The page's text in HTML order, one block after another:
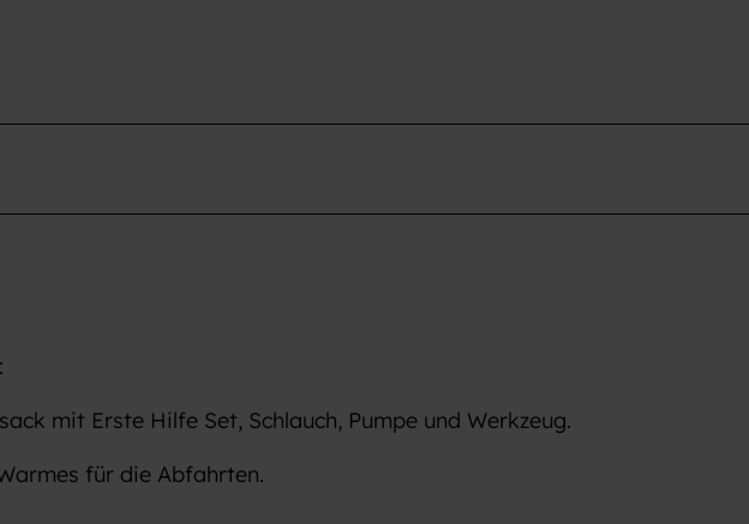
mit Erste Hilfe Set, Schlauch, Pumpe und Werkzeug.
für die Abfahrten.